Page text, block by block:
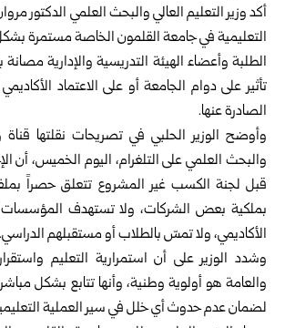
أكدوزير التعليم العالي والبحث العلمي الدكتور
التعليمية في ‏جامعة القلمون الخاصة مستمرة
الطلبة وأعضاء الهيئة ‏التدريسية والإدارية مصانة
تأثير على دوام الجامعة أو على الاعتماد
الصادرة عنها.‏
وأوضح الوزير الحلبي في تصريحات نقلتها قناة
والبحث العلمي على ‏التلغرام، اليوم الخميس، أن
قبل لجنة الكسب غير المشروع تتعلق ‏حصراً
بملكية بعض الشركات، ولا تستهدف المؤسسات
الأكاديمي، ولا تمسّ بالطلاب أو مستقبلهم الدراسي.‏
وشدد الوزير على أن استمرارية التعليم
والعامة هو أولوية ‏وطنية، وأنها تتابع بشكل
لضمان عدم حدوث أي خلل في سير ‏العملية